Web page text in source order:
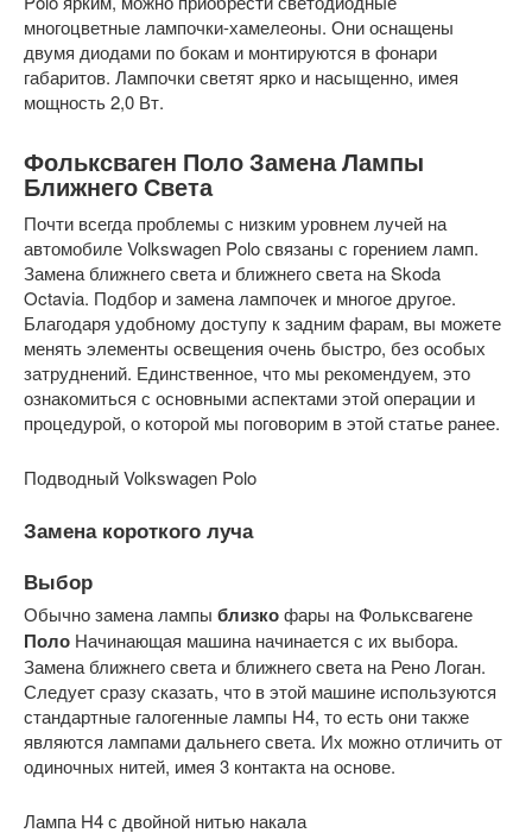
многоцветные лампочки-хамелеоны. Они оснащены
двумя диодами по бокам и монтируются в фонари
габаритов. Лампочки светят ярко и насыщенно, имея
мощность 2,0 Вт.
Фольксваген Поло Замена Лампы
Ближнего Света
Почти всегда проблемы с низким уровнем лучей на
автомобиле Volkswagen Polo связаны с горением ламп.
Замена ближнего света и ближнего света на Skoda
Octavia. Подбор и замена лампочек и многое другое.
Благодаря удобному доступу к задним фарам, вы можете
менять элементы освещения очень быстро, без особых
затруднений. Единственное, что мы рекомендуем, это
ознакомиться с основными аспектами этой операции и
процедурой, о которой мы поговорим в этой статье ранее.
Подводный Volkswagen Polo
Замена короткого луча
Выбор
Обычно замена лампы близкофары на Фольксвагене
Поло Начинающая машина начинается с их выбора.
Замена ближнего света и ближнего света на Рено Логан.
Следует сразу сказать, что в этой машине используются
стандартные галогенные лампы H4, то есть они также
являются лампами дальнего света. Их можно отличить от
одиночных нитей, имея 3 контакта на основе.
Лампа H4 с двойной нитью накала